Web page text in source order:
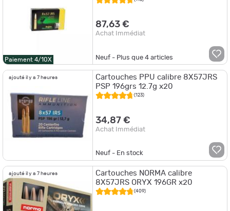
Paiement 4/10X
87,63 €
Achat Immédiat
Neuf - Plus que4 articles
ajouté il y a 7 heures
Cartouches PPU calibre 8X57JRS
PSP 196grs 12.7g x20
(123)
34,87 €
Achat Immédiat
Neuf - En stock
ajouté il y a 7 heures
Cartouches NORMA calibre
8X57JRS ORYX 196GR x20
(409)